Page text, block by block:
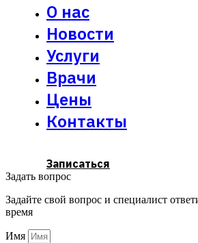
О нас
Новости
Услуги
Врачи
Цены
Контакты
Записаться
Задать вопрос
Задайте свой вопрос и специалист
время
Имя